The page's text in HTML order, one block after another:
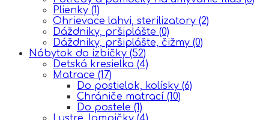
Plienky (1)
Ohrievace lahvi, sterilizatory (2)
Dáždniky, pršiplášte (0)
Dáždniky, pršiplášte, čižmy (0)
Nábytok do izbičky (52)
Detská kresielka (4)
Matrace (17)
Do postielok, kolísky (6)
Chrániče matrací (10)
Do postele (1)